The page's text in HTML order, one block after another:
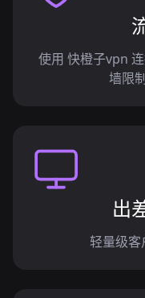
使用 快橙子vpn
墙限
出
轻量级客